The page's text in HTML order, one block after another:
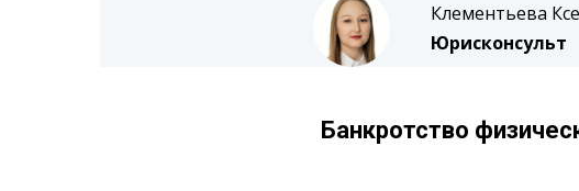
Клементьева
Юрисконсульт
Банкротство